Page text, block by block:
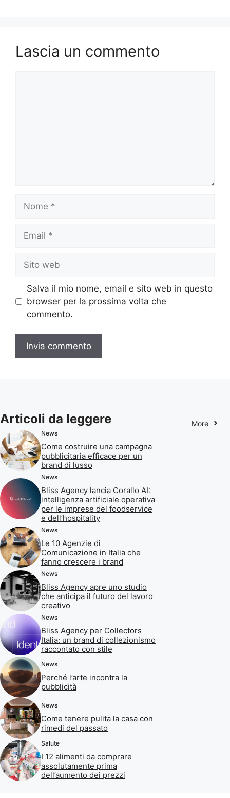
Lascia un commento
Nome
Email
Sito
web
Salva il mio nome, email e sito web in questo
browser per la prossima volta che
commento.
Articoli da leggere More
News
Come costruire una campagna
pubblicitaria efficace per un
brand di lusso
News
Bliss Agency lancia Corallo AI:
intelligenza artificiale operativa
per le imprese del foodservice
e dell’hospitality
News
Le 10 Agenzie di
Comunicazione in Italia che
fanno crescere i brand
News
Bliss Agency apre uno studio
che anticipa il futuro del lavoro
creativo
News
Bliss Agency per Collectors
Italia: un brand di collezionismo
raccontato con stile
News
Perché l’arte incontra la
pubblicità
News
Come tenere pulita la casa con
rimedi del passato
Salute
I 12 alimenti da comprare
assolutamente prima
dell’aumento dei prezzi